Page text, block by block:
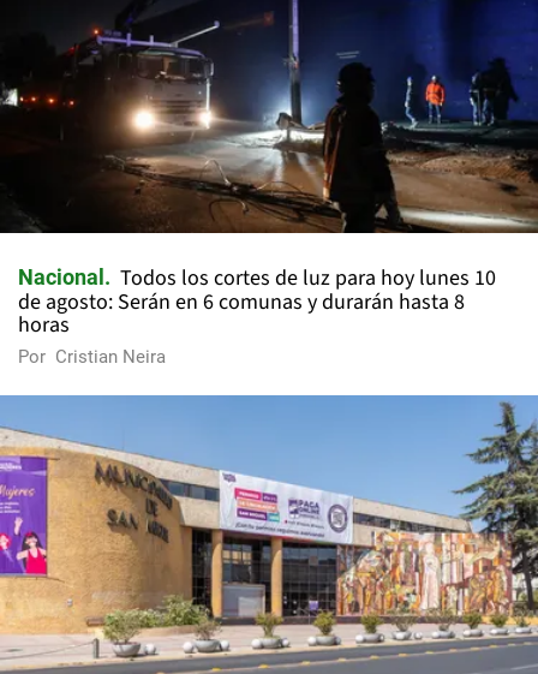
Nacional
Todos los cortes de luz para hoy lunes 10
de agosto: Serán en 6 comunas y durarán hasta 8
horas
Por Cristian Neira